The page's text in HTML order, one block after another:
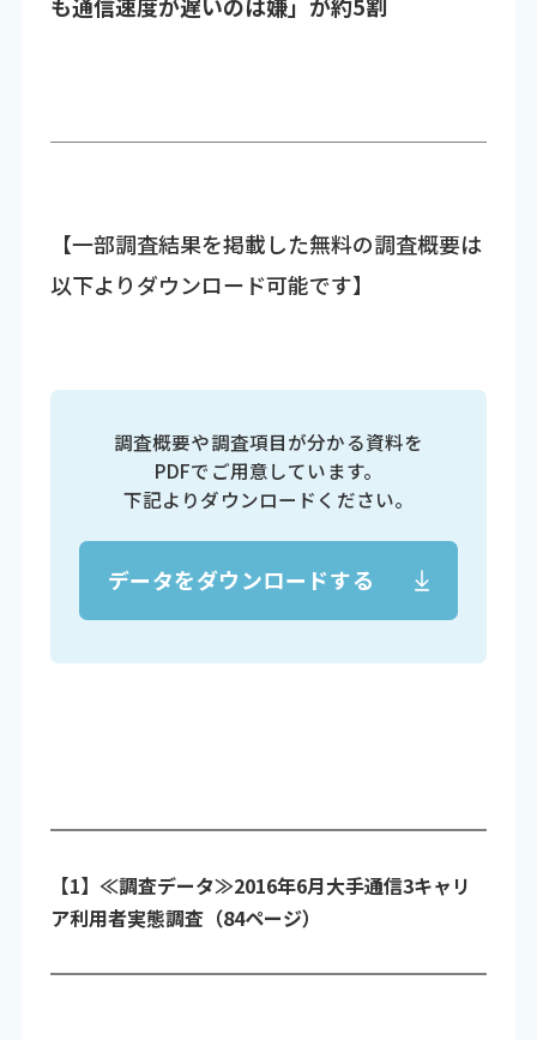
【一部調査結果を掲載した無料の調査概要は
以下よりダウンロード可能です】
調査概要や調査項目が分かる資料を
PDFでご用意しています。
下記よりダウンロードください。
データをダウンロードする
【1】≪調査データ≫2016年6月大手通信3キャリ
ア利用者実態調査（84ページ）